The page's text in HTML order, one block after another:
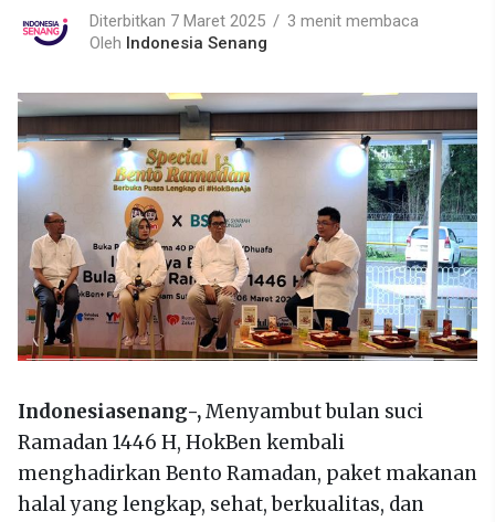
Diterbitkan 7 Maret 2025
3 menit membaca
Oleh Indonesia Senang
Indonesiasenang-,Menyambut bulan suci
Ramadan 1446 H, HokBen kembali
menghadirkan Bento Ramadan, paket makanan
halal yang lengkap, sehat, berkualitas, dan